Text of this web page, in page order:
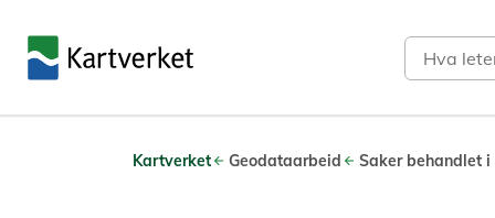
Søk
Kartverket Geodataarbeid Saker behandlet